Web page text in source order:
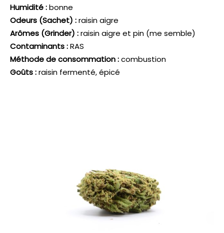
Humidité :bonne
Odeurs (Sachet) :raisin aigre
Arômes (Grinder) :raisin aigre et pin (me semble)
Contaminants :RAS
Méthode de consommation :combustion
Goûts :raisin fermenté, épicé